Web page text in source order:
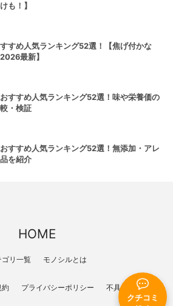
クチコミ
も！】
すめ人気ランキング52選！【焦げ付かな
最新】
すすめ人気ランキング52選！味や栄養価の
・検証
すすめ人気ランキング52選！無添加・アレ
を紹介
HOME
ゴリ一覧 モノシルとは
約 プライバシーポリシー 不具合報告